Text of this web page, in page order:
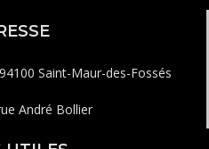
Saint-Maur-des-Fossés
André Bollier